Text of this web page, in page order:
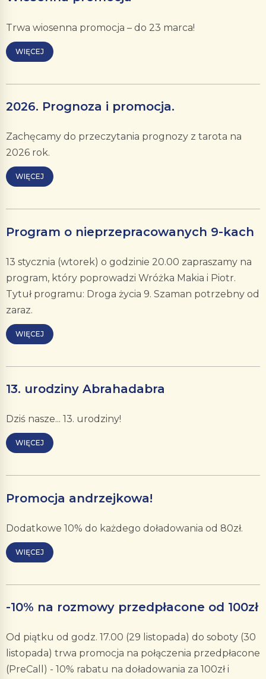
Trwa wiosenna promocja – do 23 marca!
WIĘCEJ
2026. Prognoza i promocja.
Zachęcamy do przeczytania prognozy z tarota na
2026 rok.
WIĘCEJ
Program o nieprzepracowanych 9-kach
13 stycznia (wtorek) o godzinie 20.00 zapraszamy na
program, który poprowadzi Wróżka Makia i Piotr.
Tytuł programu: Droga życia 9. Szaman potrzebny od
zaraz.
WIĘCEJ
13. urodziny Abrahadabra
Dziś nasze... 13. urodziny!
WIĘCEJ
Promocja andrzejkowa!
Dodatkowe 10% do każdego doładowania od 80zł.
WIĘCEJ
-10% na rozmowy przedpłacone od 100zł
Od piątku od godz. 17.00 (29 listopada) do soboty (30
listopada) trwa promocja na połączenia przedpłacone
(PreCall) - 10% rabatu na doładowania za 100zł i